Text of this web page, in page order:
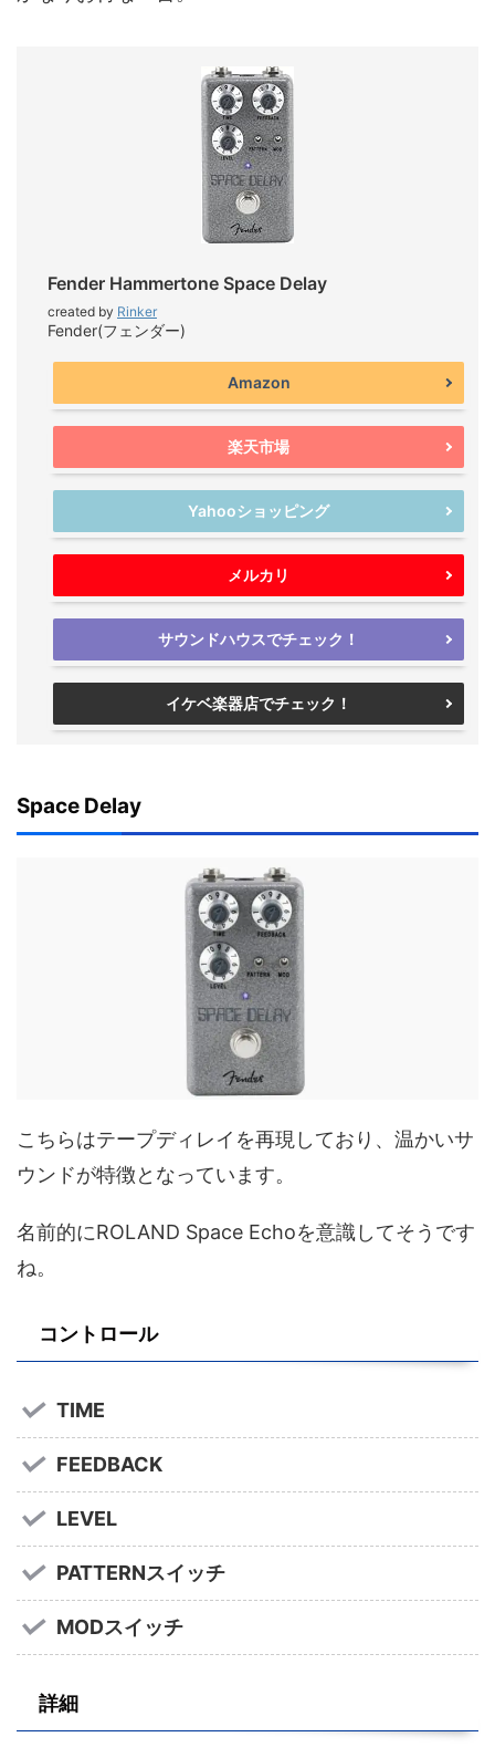
Fender Hammertone Space Delay
created by Rinker
Fender(フェンダー)
Amazon
楽天市場
Yahooショッピング
メルカリ
サウンドハウスでチェック！
イケベ楽器店でチェック！
Space Delay
こちらはテープディレイを再現しており、温かいサ
ウンドが特徴となっています。
名前的にROLAND Space Echoを意識してそうです
ね。
コントロール
TIME
FEEDBACK
LEVEL
PATTERNスイッチ
MODスイッチ
詳細